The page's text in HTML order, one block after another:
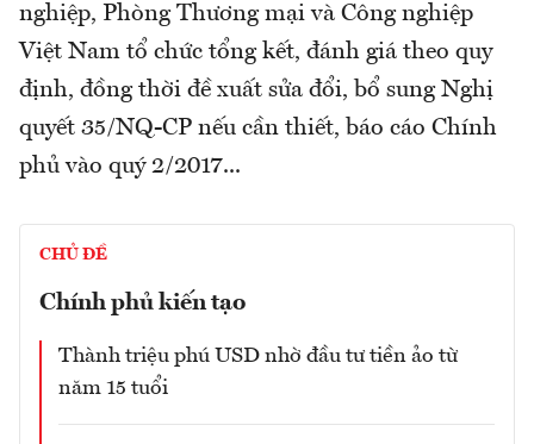
nghiệp, Phòng Thương mại và Công nghiệp
Việt Nam tổ chức tổng kết, đánh giá theo quy
định, đồng thời đề xuất sửa đổi, bổ sung Nghị
quyết 35/NQ-CP nếu cần thiết, báo cáo Chính
phủ vào quý 2/2017...
CHỦ ĐỀ
Chính phủ kiến tạo
Thành triệu phú USD nhờ đầu tư tiền ảo từ
năm 15 tuổi